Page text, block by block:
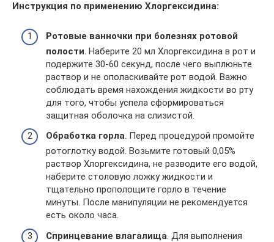
Инструкция по применению Хлоргексидина:
Ротовые ванночки при болезнях ротовой
полости. Наберите 20 мл Хлоргексидина в рот и
подержите 30-60 секунд, после чего выплюньте
раствор и не ополаскивайте рот водой. Важно
соблюдать время нахождения жидкости во рту
для того, чтобы успела сформироваться
защитная оболочка на слизистой.
Обработка горла. Перед процедурой промойте
ротоглотку водой. Возьмите готовый 0,05%
раствор Хлоргексидина, не разводите его водой,
наберите столовую ложку жидкости и
тщательно прополощите горло в течение
минуты. После манипуляции не рекомендуется
есть около часа.
Спринцевание влагалища. Для выполнения